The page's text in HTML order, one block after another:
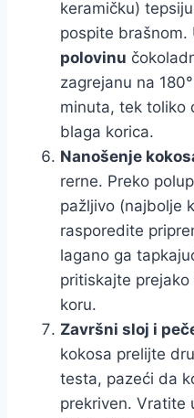
keramičku)
pospite brašnom.
polovinu
zagrejanu na
minuta, tek toliko
blaga korica.
Nanošenje
rerne. Preko
pažljivo (najbolje
rasporedite
lagano ga
pritiskajte
koru.
Završni sloj i
kokosa prelijte
testa, pazeći da
prekriven. Vratite